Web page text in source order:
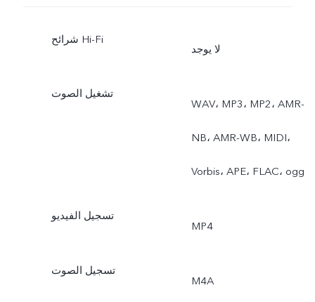
شرائح Hi-Fi
لا يوجد
تشغيل الصوت
WAV، MP3، MP2، AMR-
NB، AMR-WB، MIDI،
Vorbis، APE، FLAC، ogg
تسجيل الفيديو
MP4
تسجيل الصوت
M4A